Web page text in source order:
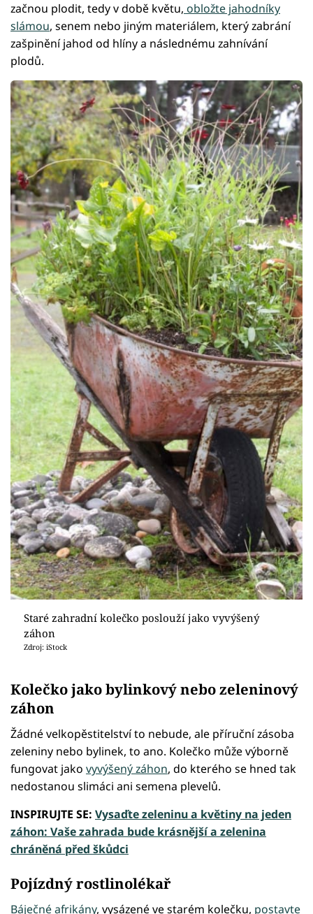
začnou plodit, tedy v době květu, obložte jahodníky
slámou, senem nebo jiným materiálem, který zabrání
zašpinění jahod od hlíny a následnému zahnívání
plodů.
Staré zahradní kolečko poslouží jako vyvýšený
záhon
Zdroj: iStock
Kolečko jako bylinkový nebo zeleninový
záhon
Žádné velkopěstitelství to nebude, ale příruční zásoba
zeleniny nebo bylinek, to ano. Kolečko může výborně
fungovat jako vyvýšený záhon, do kterého se hned tak
nedostanou slimáci ani semena plevelů.
INSPIRUJTE SE: Vysaďte zeleninu a květiny na jeden
záhon: Vaše zahrada bude krásnější a zelenina
chráněná před škůdci
Pojízdný rostlinolékař
Báječné afrikány, vysázené ve starém kolečku, postavte